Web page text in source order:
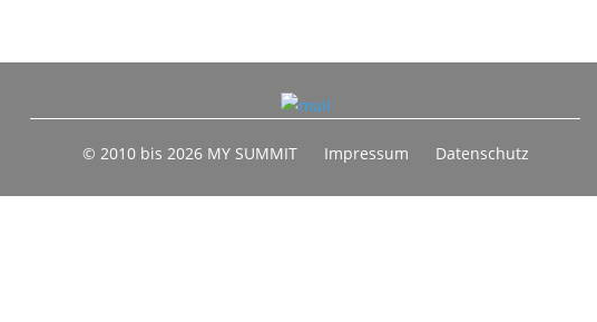
© 2010 bis 2026 MY SUMMIT Impressum Datenschutz